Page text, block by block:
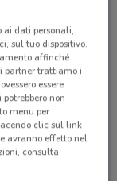
pubblicato
più tardi.
ai dati personali,
sul tuo dispositivo.
affinché
partner trattiamo i
essere
non
menu per
clic sul link
avranno effetto nel
consulta